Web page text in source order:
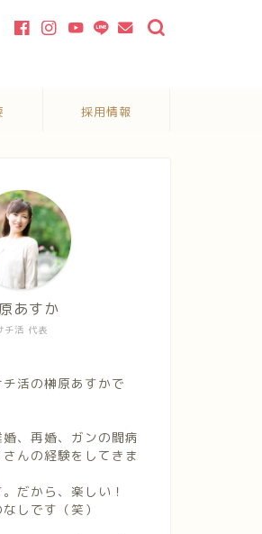
採用情報
チ活 代表
あすか
活の榊原あすかで
、再婚、ガンの闘病
んの経験をしてきま
だから、楽しい！
しです（笑）